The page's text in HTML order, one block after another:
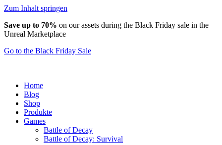
Zum Inhalt springen
Save up to 70% on our assets during the Black Friday sale in the
Unreal Marketplace
Go to the Black Friday Sale
Home
Blog
Shop
Produkte
Games
Battle of Decay
Battle of Decay: Survival